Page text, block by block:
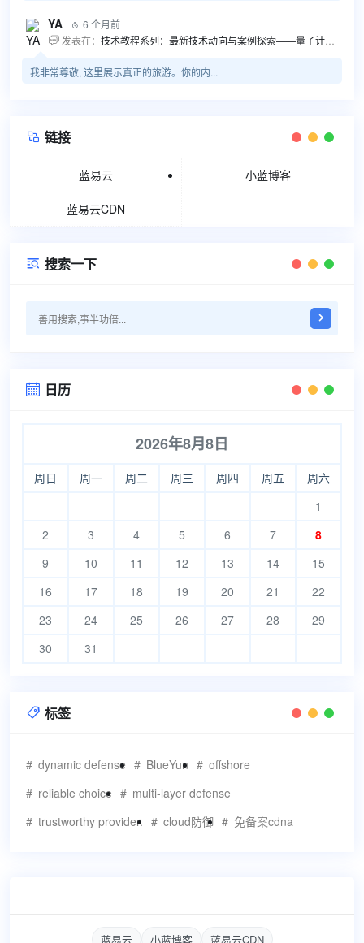
YA  6 个月前
 发表在： 技术教程系列：最新技术动向与案例探索——量子计算商业应用揭秘 该教程将深入探索最新技术动态，重点关注量子计算技术在商业领域的应用，结合具体案例阐述其背景、起因、经过和结果。同时，强调技术文档和运维文档的重要性，揭示它们在新技术发展和行业标准...
我非常尊敬, 这里展示真正的旅游。你的内...
 链接
蓝易云 小蓝博客
蓝易云CDN
 搜索一下
 日历
2026年8月8日
周日 周一 周二 周三 周四 周五
周六
1
2
3 4 5 6 7
8
9
10 11 12 13 14
15
16
17 18 19 20 21
22
23
24 25 26 27 28
29
30
31
 标签
dynamic defense BlueYun
offshore
reliable choice
multi-layer defense
trustworthy provider.
cloud防御 免备案cdna
蓝易云 小蓝博客 蓝易云CDN